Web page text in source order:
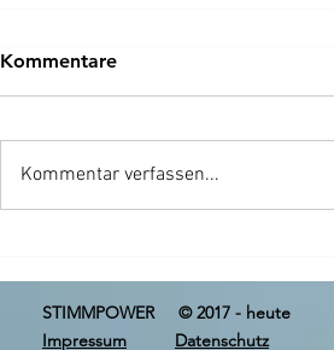
Kommentare
Kommentar verfassen...
STIMMPOWER © 2017 - heute
Impressum
Datenschutz